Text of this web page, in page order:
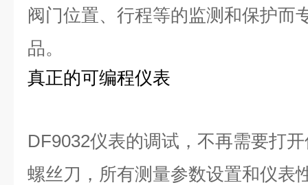
阀门位置、行程等的监测和保护而
品。
真正的可编程仪表
DF9032仪表的调试，不再需要打
螺丝刀，所有测量参数设置和仪表